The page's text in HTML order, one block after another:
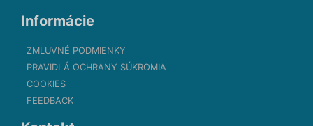
Informácie
ZMLUVNÉ PODMIENKY
PRAVIDLÁ OCHRANY SÚKROMIA
COOKIES
FEEDBACK